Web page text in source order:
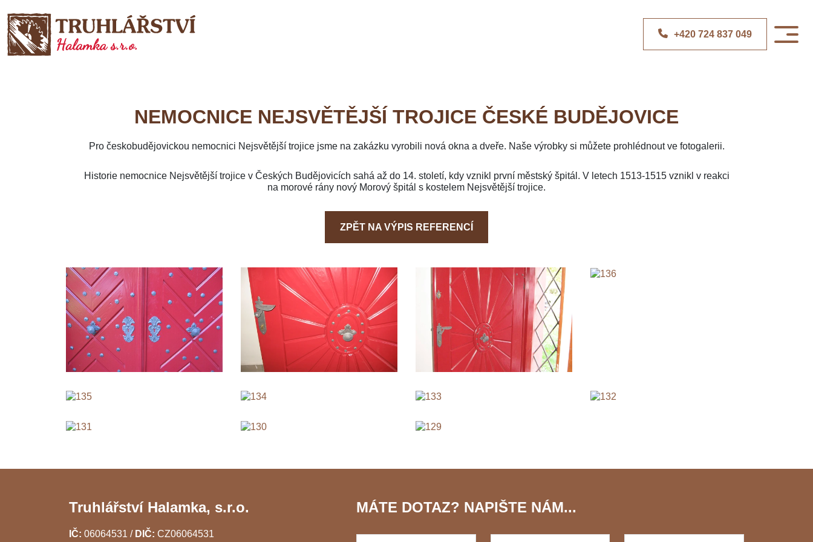
+420 724 837 049
NEMOCNICE NEJSVĚTĚJŠÍ TROJICE ČESKÉ BUDĚJOVICE
Pro českobudějovickou nemocnici Nejsvětější trojice jsme na zakázku vyrobili nová okna a dveře. Naše výrobky si můžete prohlédnout ve fotogalerii.
Historie nemocnice Nejsvětější trojice v Českých Budějovicích sahá až do 14. století, kdy vznikl první městský špitál. V letech 1513-1515 vznikl v reakci
na morové rány nový Morový špitál s kostelem Nejsvětější trojice.
ZPĚT NA VÝPIS REFERENCÍ
Truhlářství Halamka, s.r.o.
IČ: 06064531 / DIČ: CZ06064531
MÁTE DOTAZ? NAPIŠTE NÁM...